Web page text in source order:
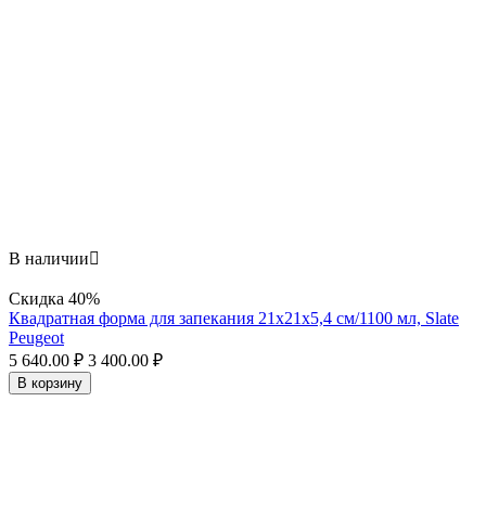
В наличии
Скидка 40%
Квадратная форма для запекания 21х21x5,4 см/1100 мл, Slate
Peugeot
5 640.00 ₽ 3 400.00 ₽
В корзину